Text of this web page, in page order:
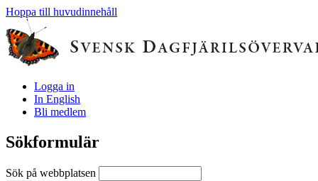
Hoppa till huvudinnehåll
Logga in
In English
Bli medlem
Sökformulär
Sök på webbplatsen